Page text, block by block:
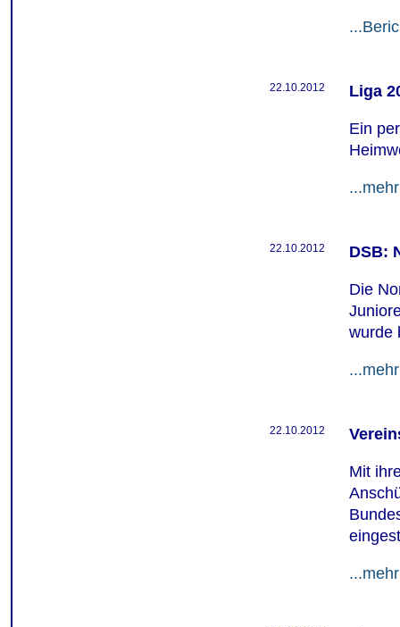
22.10.2012 Liga
Ein
...mehr
22.10.2012 DSB:
Die
wurde
...mehr
22.10.2012
Mit
...mehr